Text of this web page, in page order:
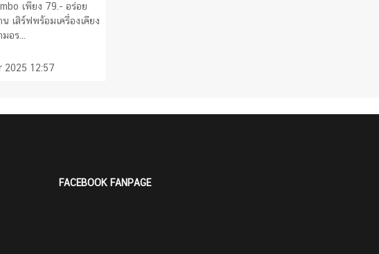
เพียง 79.- อร่อย
เสิร์ฟพร้อมเครื่องเคียง
อร...
2025 12:57
FACEBOOK FANPAGE